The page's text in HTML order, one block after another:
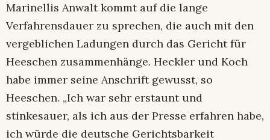
Marinellis Anwalt kommt auf die lange
Verfahrensdauer zu sprechen, die auch mit den
vergeblichen Ladungen durch das Gericht für
Heeschen zusammenhänge. Heckler und Koch
habe immer seine Anschrift gewusst, so
Heeschen. „Ich war sehr erstaunt und
stinkesauer, als ich aus der Presse erfahren habe,
ich würde die deutsche Gerichtsbarkeit